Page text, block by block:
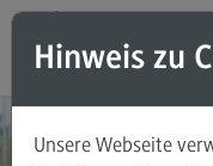
Direkt zum Inhalt
Direkt zum Hauptmenu
Direkt zum Footer
Hinweis zu
Unsere Webseite